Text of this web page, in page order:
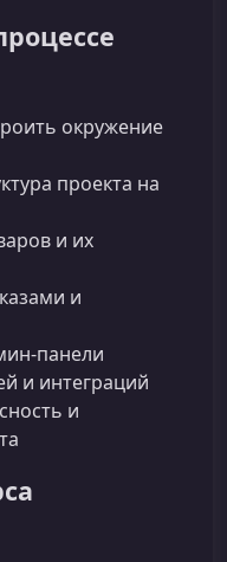
окружение
проекта на
и их
и
панели
и интеграций
и